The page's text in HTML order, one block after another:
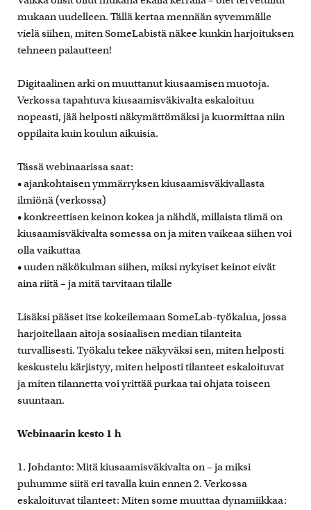
mukaan uudelleen. Tällä kertaa mennään syvemmälle
vielä siihen, miten SomeLabistä näkee kunkin harjoituksen
tehneen palautteen!
Digitaalinen arki on muuttanut kiusaamisen muotoja.
Verkossa tapahtuva kiusaamisväkivalta eskaloituu
nopeasti, jää helposti näkymättömäksi ja kuormittaa niin
oppilaita kuin koulun aikuisia.
Tässä webinaarissa saat:
• ajankohtaisen ymmärryksen kiusaamisväkivallasta
ilmiönä (verkossa)
• konkreettisen keinon kokea ja nähdä, millaista tämä on
kiusaamisväkivalta somessa on ja miten vaikeaa siihen voi
olla vaikuttaa
• uuden näkökulman siihen, miksi nykyiset keinot eivät
aina riitä – ja mitä tarvitaan tilalle
Lisäksi pääset itse kokeilemaan SomeLab-työkalua, jossa
harjoitellaan aitoja sosiaalisen median tilanteita
turvallisesti. Työkalu tekee näkyväksi sen, miten helposti
keskustelu kärjistyy, miten helposti tilanteet eskaloituvat
ja miten tilannetta voi yrittää purkaa tai ohjata toiseen
suuntaan.
Webinaarin kesto 1 h
1. Johdanto: Mitä kiusaamisväkivalta on – ja miksi
puhumme siitä eri tavalla kuin ennen 2. Verkossa
eskaloituvat tilanteet: Miten some muuttaa dynamiikkaa: